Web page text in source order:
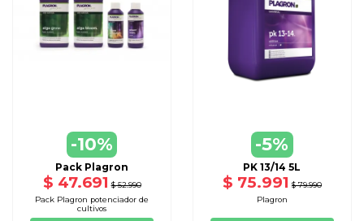
-10%
Pack Plagron
$ 47.691 $ 52.990
Pack Plagron potenciador de
cultivos
-5%
PK 13/14 5L
$ 75.991 $ 79.990
Plagron